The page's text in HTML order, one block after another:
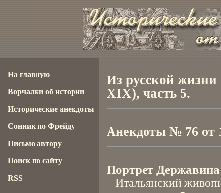
Из русской
XIX), часть 5.
Анекдоты № 76 от
Портрет Державина
Итальянский
На главную
Ворчалки об истории
Исторические анекдоты
Сонник по Фрейду
Письмо автору
Поиск по сайту
RSS